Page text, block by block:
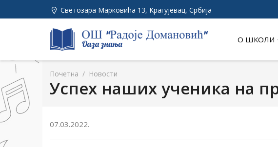
Светозара Марковића 13, Kрагујевац, Србија
О ШКОЛИ
Почетна / Новости
Успех наших ученика на
07.03.2022.